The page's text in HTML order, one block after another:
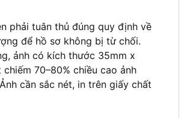
phải tuân thủ đúng quy định về
để hồ sơ không bị từ chối.
ảnh có kích thước 35mm x
70–80% chiều cao ảnh
cần sắc nét, in trên giấy chất